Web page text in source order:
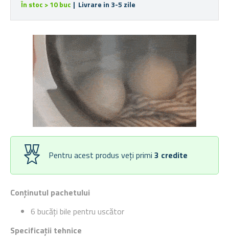
Conținutul pachetului
6 bucăți bile pentru uscător
Specificații tehnice
În stoc > 10 buc | Livrare in 3-5 zile
Pentru acest produs veți primi 3 credite